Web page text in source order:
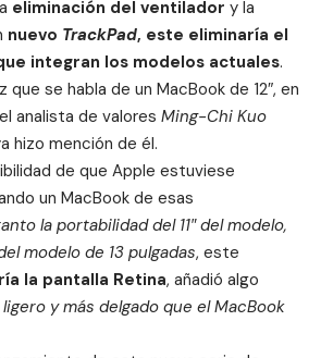
eliminación del ventilador y la
nuevo TrackPad, este eliminaría el
integran los modelos actuales.
que se habla de un MacBook de 12″, en
analista de valores Ming-Chi Kuo
hizo mención de él.
de que Apple estuviese
un MacBook de esas
la portabilidad del 11″ del modelo,
modelo de 13 pulgadas, este
la pantalla Retina, añadió algo
y más delgado que el MacBook